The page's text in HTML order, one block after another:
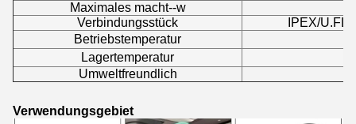
Maximales macht--w
Verbindungsstück
IPEX/U.FL
Betriebstemperatur
Lagertemperatur
Umweltfreundlich
Verwendungsgebiet